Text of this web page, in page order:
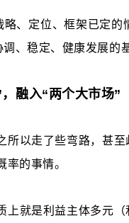
略、定位、框架已定
、稳定、健康发展的
融入“两个大市场”
所以走了些弯路，甚
的事情。
上就是利益主体多元